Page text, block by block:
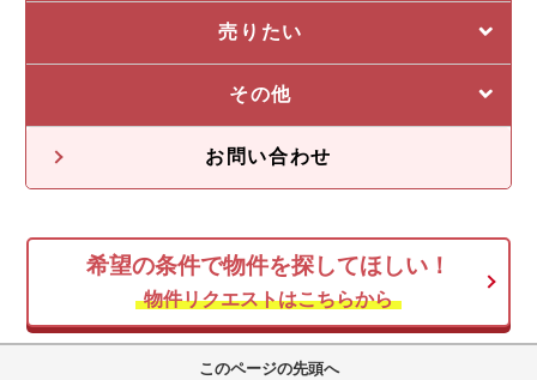
管理システム
私たちの5つの強み
収益物件一覧
不動産投資の流れ
売りたい
売却に強い5つの理由
不動産無料査定
その他
オーナー様の声
空き家
お問い合わせ
希望の条件で物件を探してほしい！
物件リクエストはこちらから
このページの先頭へ